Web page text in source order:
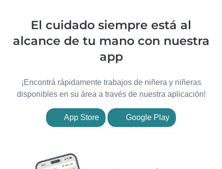
El cuidado siempre está al
alcance de tu mano con nuestra
app
¡Encontrá rápidamente trabajos de niñera y niñeras
disponibles en su área a través de nuestra aplicación!
App Store Google Play